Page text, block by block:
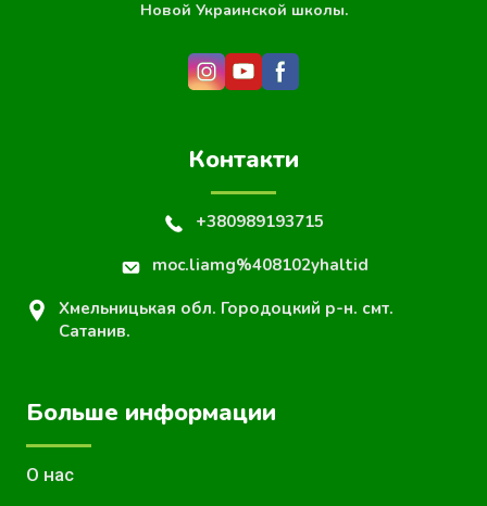
Новой Украинской школы.
Контакти
+380989193715
moc.liamg%408102yhaltid
Хмельницькая обл. Городоцкий р-н. смт.
Сатанив.
Больше информации
О нас